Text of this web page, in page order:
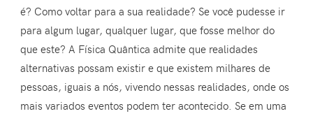
é? Como voltar para a sua realidade? Se você pudesse ir
para algum lugar, qualquer lugar, que fosse melhor do
que este? A Física Quântica admite que realidades
alternativas possam existir e que existem milhares de
pessoas, iguais a nós, vivendo nessas realidades, onde os
mais variados eventos podem ter acontecido. Se em uma